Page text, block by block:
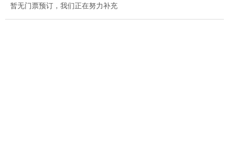
暂无门票预订，我们正在努力补充